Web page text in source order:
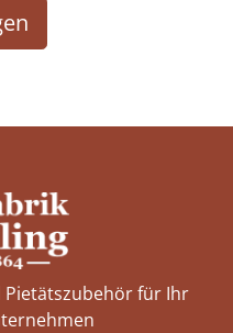
Pietätszubehör für Ihr